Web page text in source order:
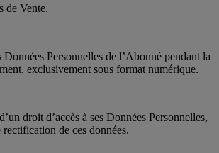
de Vente.
Personnelles de l’Abonné pendant la
exclusivement sous format numérique.
droit d’accès à ses Données Personnelles,
de ces données.